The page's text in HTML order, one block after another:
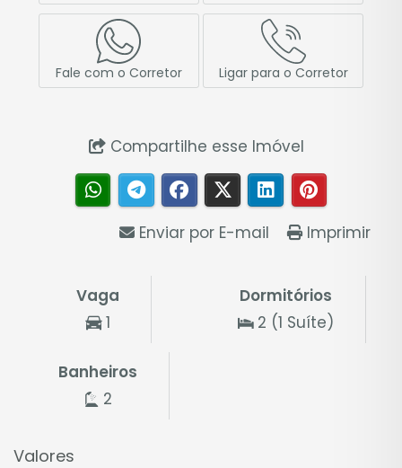
Fale com o Corretor Ligar para o Corretor
Compartilhe esse Imóvel
Imprimir
Enviar por E-mail
Vaga
1
Dormitórios
2 (1 Suíte)
Banheiros
2
Valores